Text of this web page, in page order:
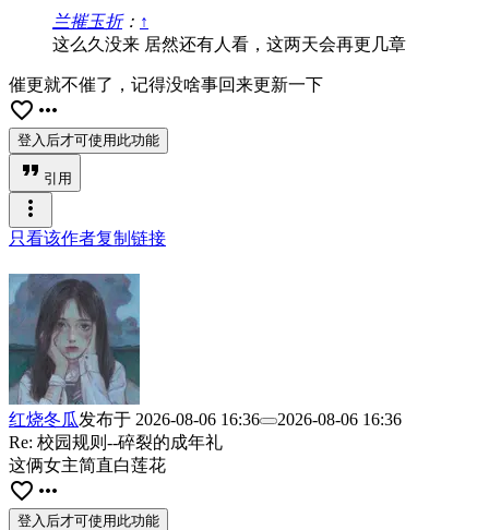
兰摧玉折： ↑
这么久没来 居然还有人看，这两天会再更几章
催更就不催了，记得没啥事回来更新一下
favorite_border more_horiz
登入后才可使用此功能
format_quote 引用
more_vert
只看该作者复制链接
红烧冬瓜发布于 2026-08-06 16:36
2026-08-06 16:36
Re: 校园规则--碎裂的成年礼
这俩女主简直白莲花
favorite_border more_horiz
登入后才可使用此功能